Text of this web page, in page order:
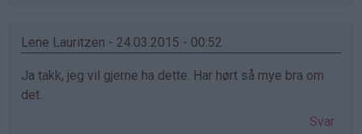
Lene Lauritzen - 24.03.2015 - 00:52
Ja takk, jeg vil gjerne ha dette. Har hørt så mye bra om
det.
Svar